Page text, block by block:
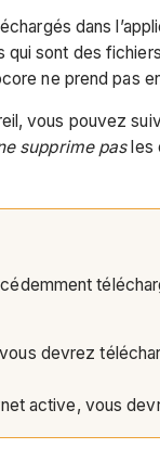
dans
sont des
ne prend pas
vous pouvez
supprime pasles
devrez
active, vous